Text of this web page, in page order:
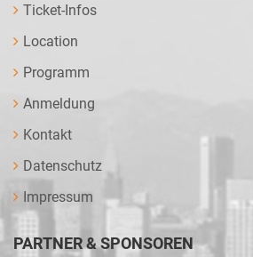
Ticket-Infos
Location
Programm
Anmeldung
Kontakt
Datenschutz
Impressum
PARTNER & SPONSOREN